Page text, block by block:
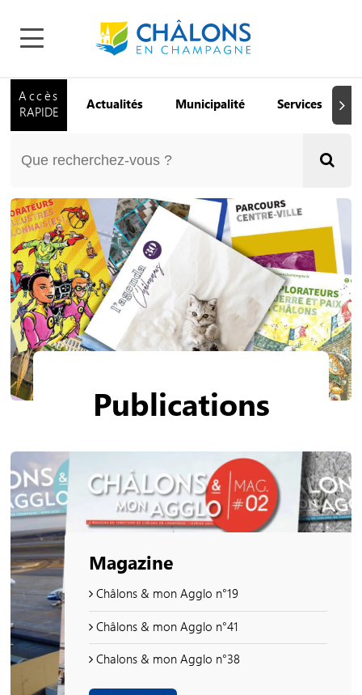
Accès
RAPIDE
Actualités Municipalité Services
Publications
Magazine
Châlons & mon Agglo n°19
Châlons & mon Agglo n°41
Chalons & mon Agglo n°38